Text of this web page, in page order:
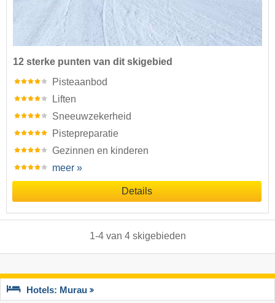
12 sterke punten van dit skigebied
Pisteaanbod
Liften
Sneeuwzekerheid
Pistepreparatie
Gezinnen en kinderen
meer »
Details
1-4van 4 skigebieden
Hotels: Murau